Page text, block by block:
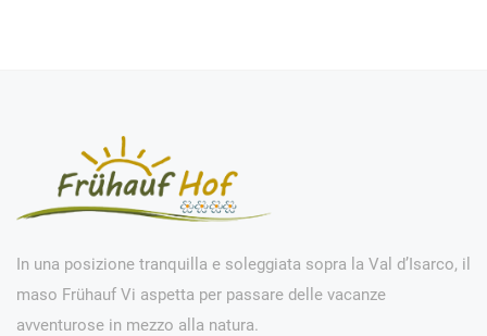
In una posizione tranquilla e soleggiata sopra la Val d’Isarco, il
maso Frühauf Vi aspetta per passare delle vacanze
avventurose in mezzo alla natura.